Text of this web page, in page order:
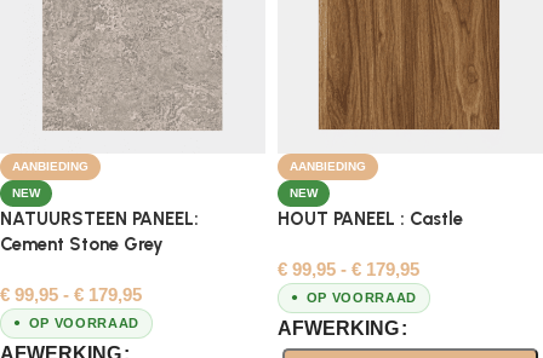
AANBIEDING
NEW
NATUURSTEEN PANEEL:
Cement Stone Grey
€ 99,95 - € 179,95
OP VOORRAAD
AFWERKING
AANBIEDING
NEW
HOUT PANEEL : Castle
€ 99,95 - € 179,95
OP VOORRAAD
AFWERKING